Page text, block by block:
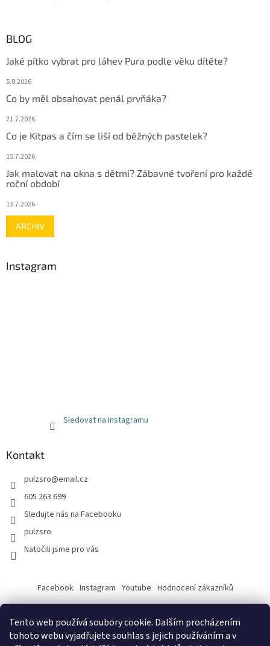
Tento web používá soubory cookie. Dalším procházením
tohoto webu vyjadřujete souhlas s jejich používáním a v
BLOG
Jaké pítko vybrat pro láhev Pura podle věku dítěte?
5.8.2026
Co by měl obsahovat penál prvňáka?
21.7.2026
Co je Kitpas a čím se liší od běžných pastelek?
15.7.2026
Jak malovat na okna s dětmi? Zábavné tvoření pro každé
roční období
13.7.2026
ARCHIV
Instagram
Sledovat na Instagramu
Kontakt
pulzsro@email.cz
605 263 699
Sledujte nás na Facebooku
pulzsro
Natočili jsme pro vás
Facebook Instagram Youtube Hodnocení zákazníků